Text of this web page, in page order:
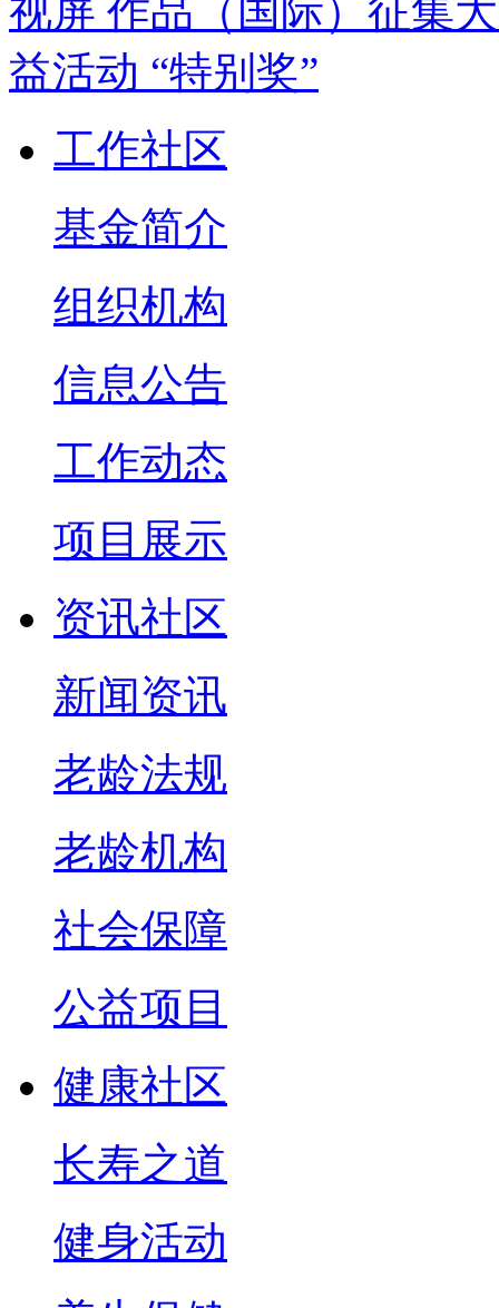
工作社区
基金简介
组织机构
信息公告
工作动态
项目展示
资讯社区
新闻资讯
老龄法规
老龄机构
社会保障
公益项目
健康社区
长寿之道
健身活动